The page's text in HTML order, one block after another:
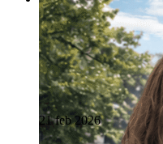
21 feb 2026